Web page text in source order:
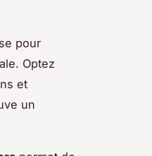
pour
Optez
et
un